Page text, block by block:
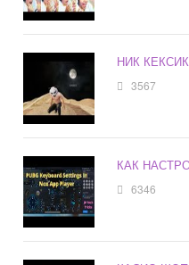
НИК
3567
КАК
6346